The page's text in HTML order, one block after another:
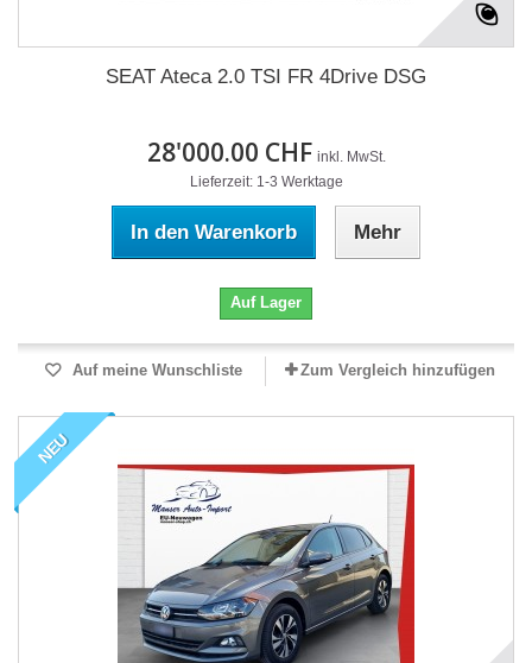
SEAT Ateca 2.0 TSI FR 4Drive DSG
28'000.00 CHF inkl. MwSt.
Lieferzeit: 1-3 Werktage
In den Warenkorb Mehr
Auf Lager
Auf meine Wunschliste Zum Vergleich hinzufügen
NEU